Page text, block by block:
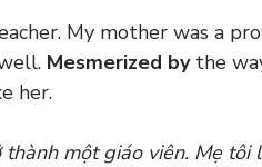
My mother was a
Mesmerized bythe
her.
một giáo viên. Mẹ